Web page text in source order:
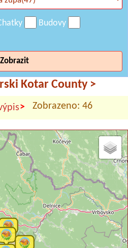
Budovy
Zobrazit
Kotar County >
> Zobrazeno: 46